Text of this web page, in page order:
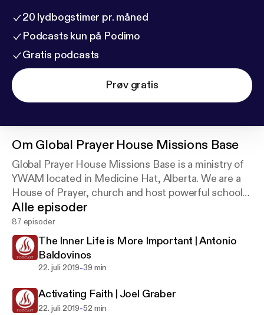
20 lydbogstimer pr. måned
Podcasts kun på Podimo
Gratis podcasts
Prøv gratis
Om Global Prayer House Missions Base
Global Prayer House Missions Base is a ministry of
YWAM located in Medicine Hat, Alberta. We are a
House of Prayer, church and host powerful schools
and events.
Alle episoder
87 episoder
The Inner Life is More Important | Antonio
Baldovinos
22. juli 2019-39 min
Activating Faith | Joel Graber
22. juli 2019-52 min